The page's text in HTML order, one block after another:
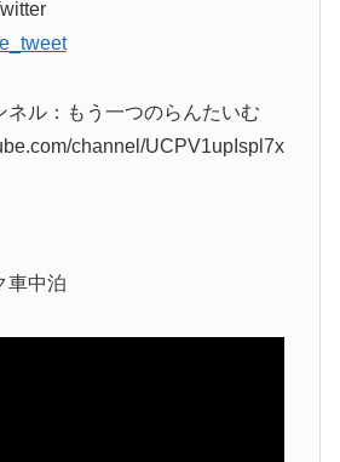
ル：もう一つのらんたいむ
channel/UCPV1upIspl7x
車中泊